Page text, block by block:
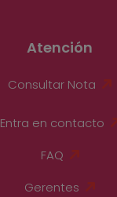
Atención
Consultar Nota
Entra en contacto
FAQ
Gerentes